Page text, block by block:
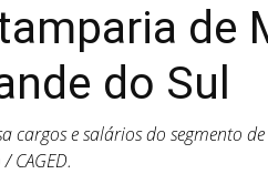
de
do Sul
cargos e salários do segmento de
CAGED.